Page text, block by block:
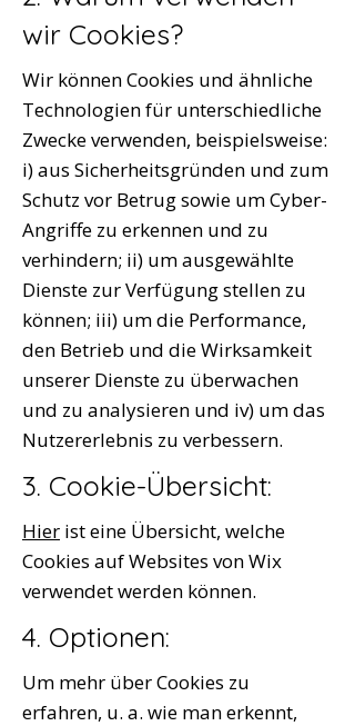
wir Cookies?
Wir können Cookies und ähnliche
Technologien für unterschiedliche
Zwecke verwenden, beispielsweise:
i) aus Sicherheitsgründen und zum
Schutz vor Betrug sowie um Cyber-
Angriffe zu erkennen und zu
verhindern; ii) um ausgewählte
Dienste zur Verfügung stellen zu
können; iii) um die Performance,
den Betrieb und die Wirksamkeit
unserer Dienste zu überwachen
und zu analysieren und iv) um das
Nutzererlebnis zu verbessern.
3. Cookie-Übersicht:
Hier ist eine Übersicht, welche
Cookies auf Websites von Wix
verwendet werden können.
4. Optionen:
Um mehr über Cookies zu
erfahren, u. a. wie man erkennt,